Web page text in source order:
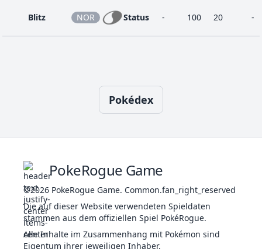
Blitz NOR Status - 100 20 -
Physik 90
Bodyslam NOR Physik 85 100 15
Charme Status 100
Pokédex
PokeRogue Game
©2026 PokeRogue Game. Common.fan_right_reserved
Die auf dieser Website verwendeten Spieldaten
stammen aus dem offiziellen Spiel PokéRogue.
Alle Inhalte im Zusammenhang mit Pokémon sind
Eigentum ihrer jeweiligen Inhaber.